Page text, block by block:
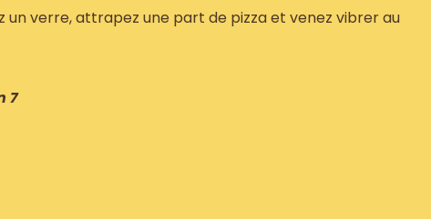
verre, attrapez une part de pizza et venez vibrer au
7